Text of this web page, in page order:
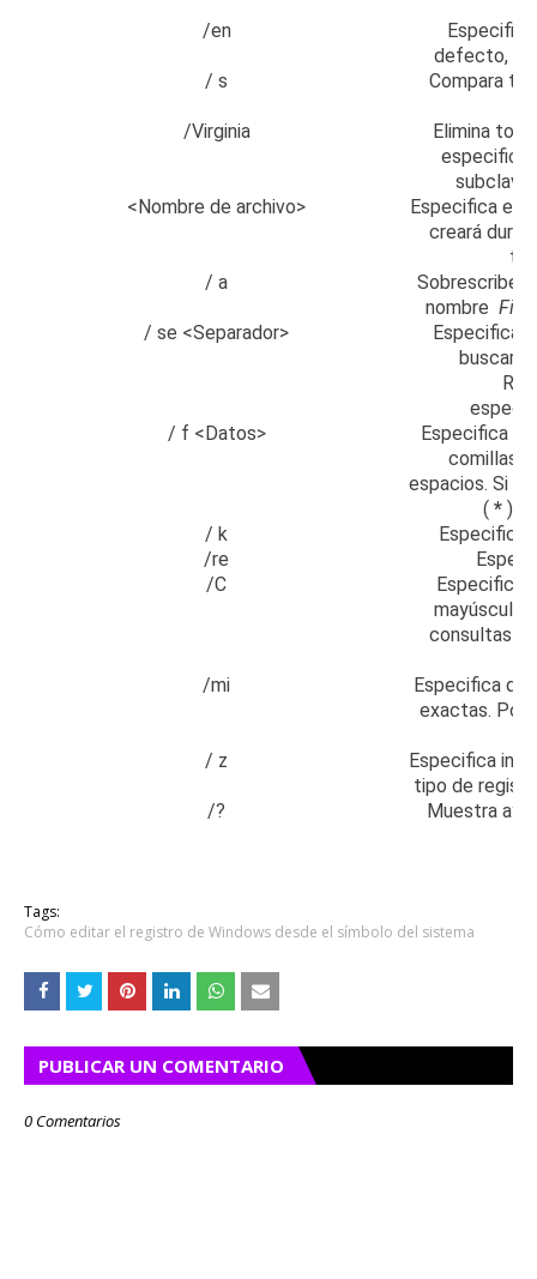
/en
defecto,
/ s
Compara
/Virginia
Elimina
subclave
<Nombre de archivo>
Especifica el
creará
/ a
Sobrescribe
nombre
/ se <Separador>
Especifica
buscar
/ f <Datos>
Especifica
comillas
espacios. Si
( *)
/ k
Especifica
/re
/C
Especifica
consultas
/mi
Especifica
exactas. Por
/ z
Especifica
tipo de
/?
Muestra
Tags:
Cómo editar el registro de Windows desde el símbolo del sistema
PUBLICAR UN COMENTARIO
0 Comentarios